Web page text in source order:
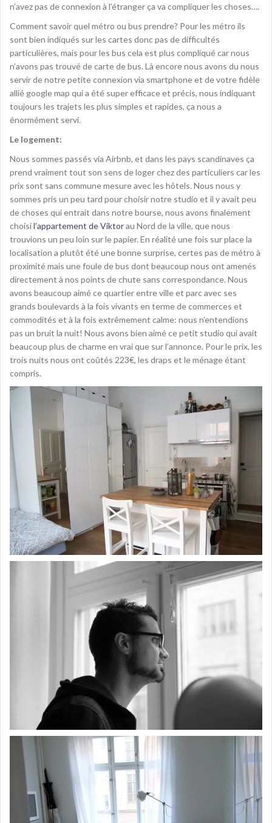
n’avez pas de connexion à l’étranger ça va compliquer les choses….
Comment savoir quel métro ou bus prendre? Pour les métro ils
sont bien indiqués sur les cartes donc pas de difficultés
particulières, mais pour les bus cela est plus compliqué car nous
n’avons pas trouvé de carte de bus. Là encore nous avons du nous
servir de notre petite connexion via smartphone et de votre fidèle
allié google map qui a été super efficace et précis, nous indiquant
toujours les trajets les plus simples et rapides, ça nous a
énormément servi.
Le logement:
Nous sommes passés via Airbnb, et dans les pays scandinaves ça
prend vraiment tout son sens de loger chez des particuliers car les
prix sont sans commune mesure avec les hôtels. Nous nous y
sommes pris un peu tard pour choisir notre studio et il y avait peu
de choses qui entrait dans notre bourse, nous avons finalement
choisil’appartement de Viktorau Nord de la ville, que nous
trouvions un peu loin sur le papier. En réalité une fois sur place la
localisation a plutôt été une bonne surprise, certes pas de métro à
proximité mais une foule de bus dont beaucoup nous ont amenés
directement à nos points de chute sans correspondance. Nous
avons beaucoup aimé ce quartier entre ville et parc avec ses
grands boulevards à la fois vivants en terme de commerces et
commodités et à la fois extrêmement calme: nous n’entendions
pas un bruit la nuit! Nous avons bien aimé ce petit studio qui avait
beaucoup plus de charme en vrai que sur l’annonce. Pour le prix, les
trois nuits nous ont coûtés 223€, les draps et le ménage étant
compris.